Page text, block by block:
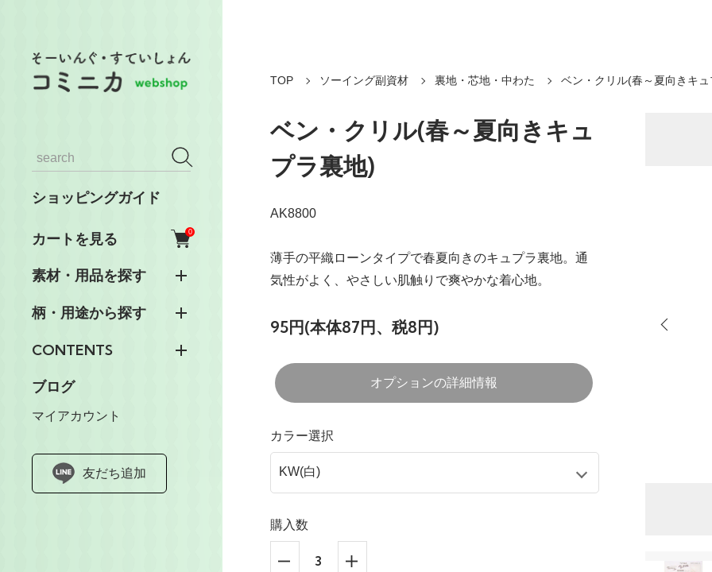
ショッピングガイド
カートを見る 0
素材・用品を探す
柄・用途から探す
CONTENTS
ブログ
マイアカウント
友だち追加
TOP ソーイング副資材 裏地・芯地・中わた ベン・クリル(春～夏向きキュ
ベン・クリル(春～夏向きキュ
プラ裏地)
AK8800
薄手の平織ローンタイプで春夏向きのキュプラ裏地。通
気性がよく、やさしい肌触りで爽やかな着心地。
95円(本体87円、税8円)
オプションの詳細情報
カラー選択
購入数